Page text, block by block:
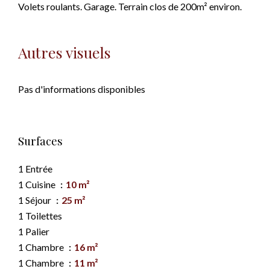
Volets roulants. Garage. Terrain clos de 200m² environ.
Autres visuels
Pas d'informations disponibles
Surfaces
1 Entrée
1 Cuisine
10 m²
1 Séjour
25 m²
1 Toilettes
1 Palier
1 Chambre
16 m²
1 Chambre
11 m²